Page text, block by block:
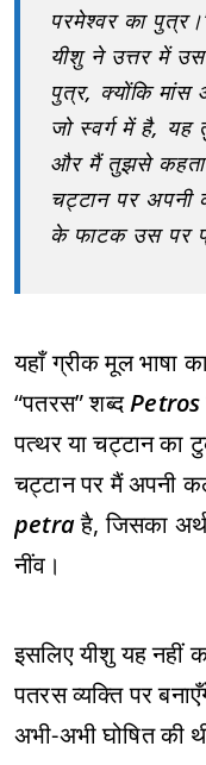
परमेश्वर का
यीशु ने उत्तर में
पुत्र, क्योंकि मांस
जो स्वर्ग में है,
और मैं तुझसे
चट्टान पर अपनी
के फाटक उस पर
यहाँ ग्रीक मूल भाषा
“पतरस” शब्दPetros
पत्थर या चट्टान का
चट्टान पर मैं अपनी
petraहै, जिसका
नींव।
इसलिए यीशु यह नहीं
पतरस व्यक्ति पर
अभी-अभी घोषित की